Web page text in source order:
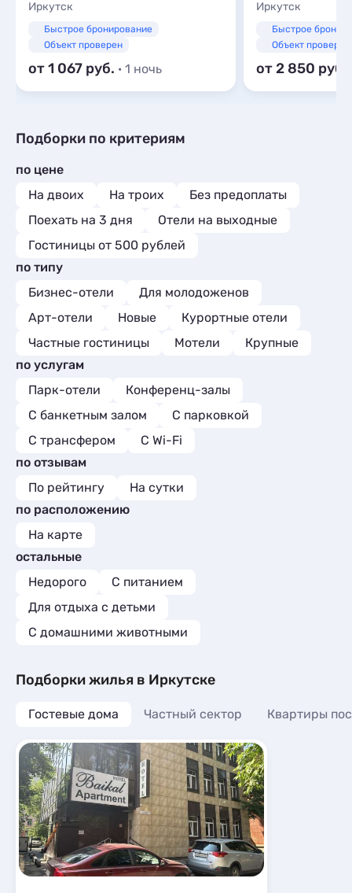
Иркутск
Быстрое бронирование
Объект проверен
от 1 067 · 1 ночь
Иркутск
Быстрое
Объект проверен
от 2 850
Подборки по критериям
по цене
На двоих
На троих
Без предоплаты
Поехать на 3 дня
Отели на выходные
Гостиницы от 500 рублей
по типу
Бизнес-отели
Для молодоженов
Арт-отели
Новые
Курортные отели
Частные гостиницы
Мотели
Крупные
по услугам
Парк-отели
Конференц-залы
С банкетным залом
С парковкой
С трансфером
С Wi-Fi
по отзывам
По рейтингу
На сутки
по расположению
На карте
остальные
Недорого
С питанием
Для отдыха с детьми
С домашними животными
Подборки жилья в Иркутске
Гостевые дома Частный сектор Квартиры